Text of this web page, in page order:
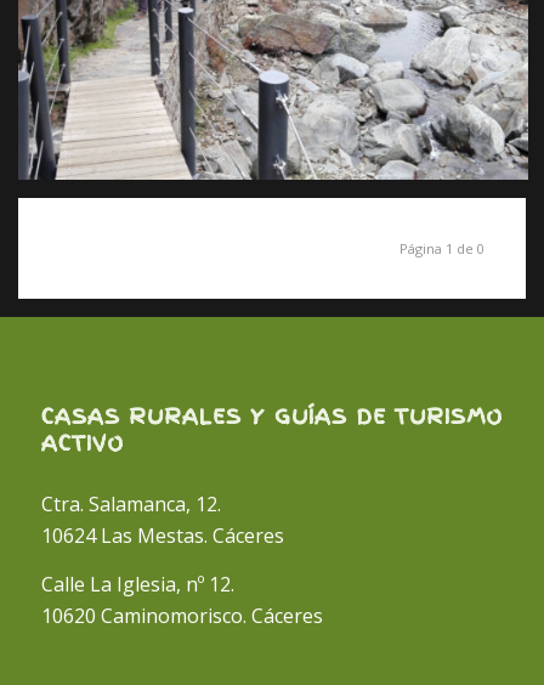
Página 1 de 0
CASAS RURALES Y GUÍAS DE TURISMO
ACTIVO
Ctra. Salamanca, 12.
10624 Las Mestas. Cáceres
Calle La Iglesia, nº 12.
10620 Caminomorisco. Cáceres